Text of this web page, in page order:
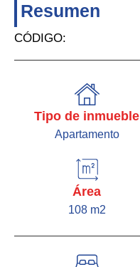
Resumen
CÓDIGO:
Tipo de inmueble
Apartamento
Área
108 m2